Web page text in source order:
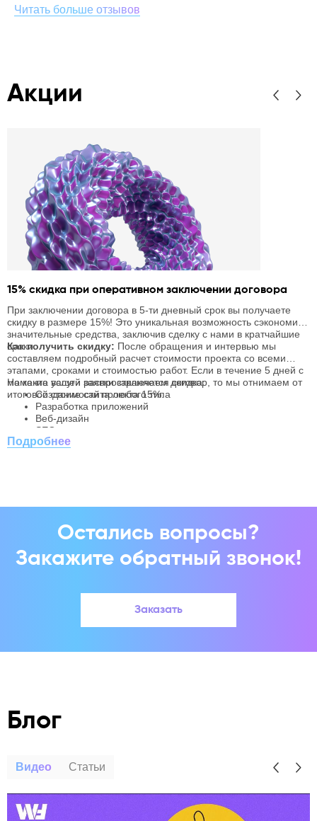
Читать больше отзывов
Акции
15% скидка при оперативном заключении договора
При заключении договора в 5-ти дневный срок вы получаете
скидку в размере 15%! Это уникальная возможность сэкономить
значительные средства, заключив сделку с нами в кратчайшие
сроки.
Как получить скидку: После обращения и интервью мы
составляем подробный расчет стоимости проекта со всеми
этапами, сроками и стоимостью работ. Если в течение 5 дней с
момента вашей заявки заключаем договор, то мы отнимаем от
итоговой стоимости проекта 15%.
На какие услуги распространяется скидка:
Создание сайта любого типа
Разработка приложений
Веб-дизайн
SEO-продвижение
Подробнее
Остались вопросы?
Закажите обратный звонок!
Заказать
Блог
Видео Статьи